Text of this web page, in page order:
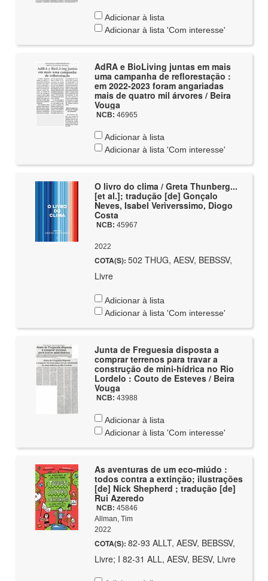
Adicionar à lista
Adicionar à lista 'Com interesse'
AdRA e BioLiving juntas em mais
uma campanha de reflorestação :
em 2022-2023 foram angariadas
mais de quatro mil árvores / Beira
Vouga
NCB: 46965
Adicionar à lista
Adicionar à lista 'Com interesse'
O livro do clima / Greta Thunberg...
[et al.]; tradução [de] Gonçalo
Neves, Isabel Verìverssimo, Diogo
Costa
NCB: 45967
2022
COTA(S): 502 THUG, AESV, BEBSSV,
Livre
Adicionar à lista
Adicionar à lista 'Com interesse'
Junta de Freguesia disposta a
comprar terrenos para travar a
construção de mini-hídrica no Rio
Lordelo : Couto de Esteves / Beira
Vouga
NCB: 43988
Adicionar à lista
Adicionar à lista 'Com interesse'
As aventuras de um eco-miúdo :
todos contra a extinção; ilustrações
[de] Nick Shepherd ; tradução [de]
Rui Azeredo
NCB: 45846
Allman, Tim
2022
COTA(S): 82-93 ALLT, AESV, BEBSSV,
Livre; I 82-31 ALL, AESV, BESV, Livre